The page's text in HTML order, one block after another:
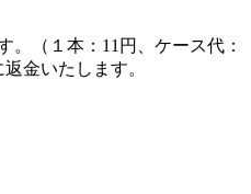
（１本：11円、ケース代：
金いたします。